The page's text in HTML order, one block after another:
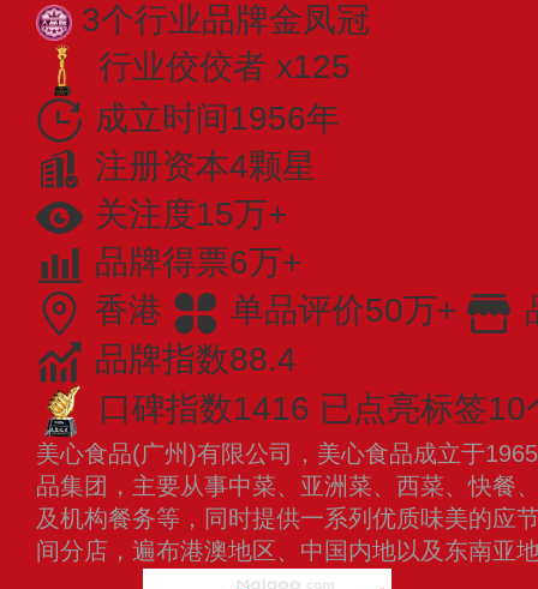
3个行业品牌金凤冠
行业佼佼者 x125
成立时间1956年
注册资本4颗星
关注度15万+
品牌得票6万+
香港
单品评价50万+
品牌指数88.4
口碑指数1416 已点亮标签10
美心食品(广州)有限公司，美心食品成立于
品集团，主要从事中菜、亚洲菜、西菜、快餐
及机构餐务等，同时提供一系列优质味美的应
间分店，遍布港澳地区、中国内地以及东南亚